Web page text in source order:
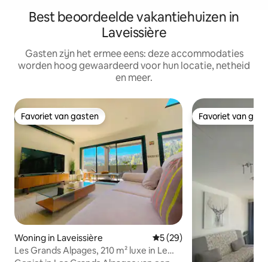
Best beoordeelde vakantiehuizen in
Laveissière
Gasten zijn het ermee eens: deze accommodaties
worden hoog gewaardeerd voor hun locatie, netheid
en meer.
Favoriet van gasten
Favoriet van gasten
Woning in Laveissière Gemiddelde beoordeling
5 (29)
Les Grands Alpages, 210 m² luxe in Le
Favoriet van
Favoriet van